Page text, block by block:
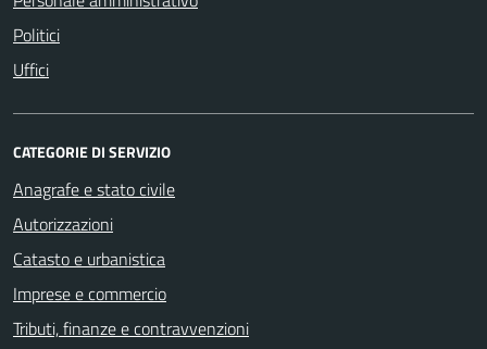
Politici
Uffici
CATEGORIE DI SERVIZIO
Anagrafe e stato civile
Autorizzazioni
Catasto e urbanistica
Imprese e commercio
Tributi, finanze e contravvenzioni